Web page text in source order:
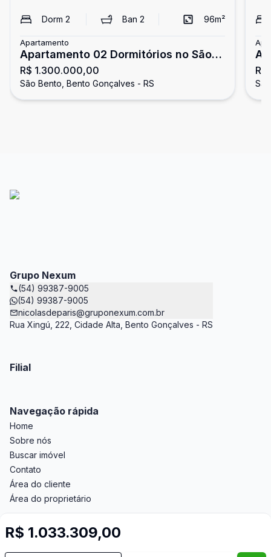
Dorm 2 Ban2 96m²
Apartamento
Apartamento 02 Dormitórios no São
Bento
R$ 1.300.000,00
São Bento, Bento Gonçalves - RS
R$ 1.033.309,00
Grupo Nexum
(54) 99387-9005
(54) 99387-9005
nicolasdeparis@gruponexum.com.br
Rua Xingú, 222, Cidade Alta, Bento Gonçalves - RS
Filial
Navegação rápida
Home
Sobre nós
Buscar imóvel
Contato
Área do cliente
Área do proprietário